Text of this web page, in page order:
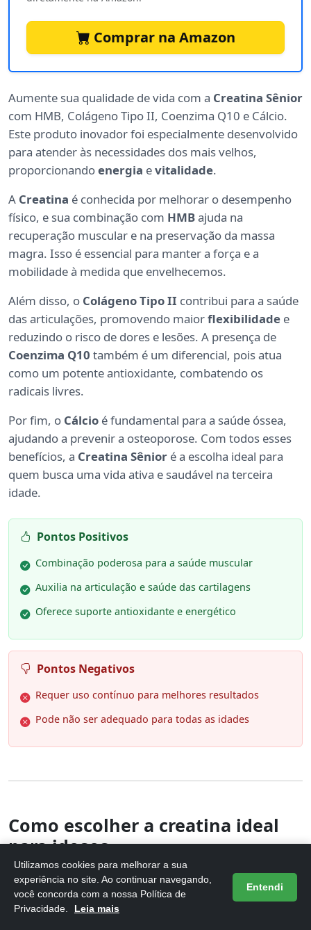
Comprar na Amazon
Aumente sua qualidade de vida com a Creatina Sênior
com HMB, Colágeno Tipo II, Coenzima Q10 e Cálcio.
Este produto inovador foi especialmente desenvolvido
para atender às necessidades dos mais velhos,
proporcionandoenergia evitalidade.
A Creatina é conhecida por melhorar o desempenho
físico, e sua combinação com HMBajuda na
recuperação muscular e na preservação da massa
magra. Isso é essencial para manter a força e a
mobilidade à medida que envelhecemos.
Além disso, o Colágeno Tipo II contribui para a saúde
das articulações, promovendo maiorflexibilidade e
reduzindo o risco de dores e lesões. A presença de
Coenzima Q10 também é um diferencial, pois atua
como um potente antioxidante, combatendo os
radicais livres.
Por fim, o Cálcio é fundamental para a saúde óssea,
ajudando a prevenir a osteoporose. Com todos esses
benefícios, a Creatina Sênior é a escolha ideal para
quem busca uma vida ativa e saudável na terceira
idade.
Pontos Positivos
Combinação poderosa para a saúde muscular
Auxilia na articulação e saúde das cartilagens
Oferece suporte antioxidante e energético
Pontos Negativos
Requer uso contínuo para melhores resultados
Pode não ser adequado para todas as idades
Como escolher a creatina ideal
para idosos
Ao escolher acreatinaideal para idosos, é
fundamental considerar a forma do suplemento. As
Utilizamos cookies para melhorar a sua
experiência no site. Ao continuar navegando,
você concorda com a nossa Política de
Privacidade.
Leia mais
Entendi